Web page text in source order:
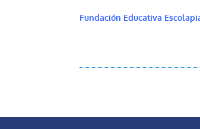
Fundación Educativa